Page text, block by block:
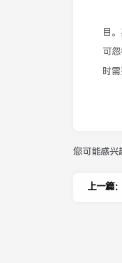
在
目
可
时
您可能感兴
上一篇：